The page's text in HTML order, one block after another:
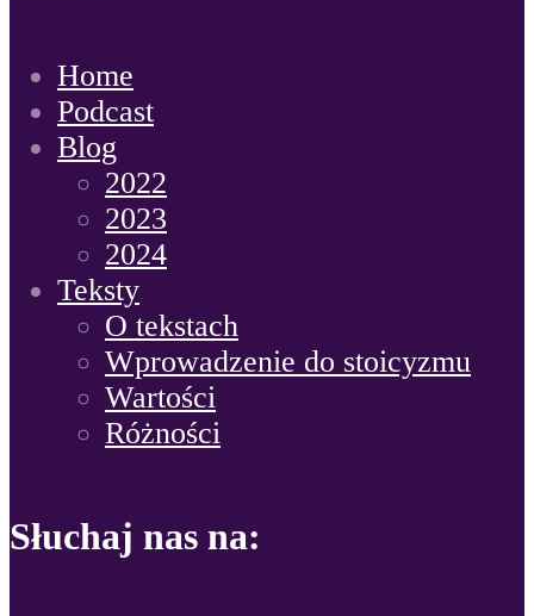
Home
Podcast
Blog
2022
2023
2024
Teksty
O tekstach
Wprowadzenie do stoicyzmu
Wartości
Różności
Słuchaj nas na: